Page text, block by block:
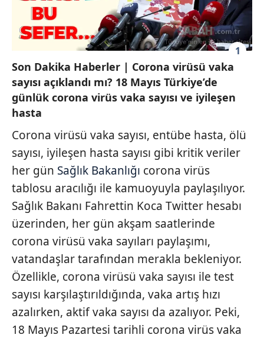
1
Son Dakika Haberler | Corona virüsü vaka
sayısı açıklandı mı? 18 Mayıs Türkiye’de
günlük corona virüs vaka sayısı ve iyileşen
hasta
Corona virüsü vaka sayısı, entübe hasta, ölü
sayısı, iyileşen hasta sayısı gibi kritik veriler
her gün Sağlık Bakanlığı corona virüs
tablosu aracılığı ile kamuoyuyla paylaşılıyor.
Sağlık Bakanı Fahrettin Koca Twitter hesabı
üzerinden, her gün akşam saatlerinde
corona virüsü vaka sayıları paylaşımı,
vatandaşlar tarafından merakla bekleniyor.
Özellikle, corona virüsü vaka sayısı ile test
sayısı karşılaştırıldığında, vaka artış hızı
azalırken, aktif vaka sayısı da azalıyor. Peki,
18 Mayıs Pazartesi tarihli corona virüs vaka